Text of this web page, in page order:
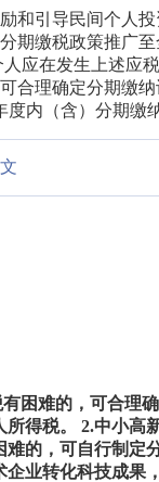
和引导民间个人
期缴税政策推广
应在发生上述应
合理确定分期缴
度内（含）分期缴
困难的，可合理
得税。 2.中小
的，可自行制
业转化科技成